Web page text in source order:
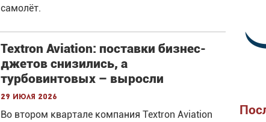
самолёт.
Textron Aviation: поставки бизнес-
джетов снизились, а
турбовинтовых – выросли
29 июля 2026
Во втором квартале компания Textron Aviation